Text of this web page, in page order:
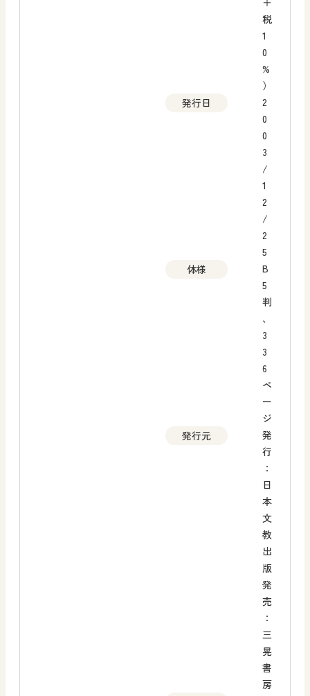
税
1
0
%
）
発行日
2
0
0
3
/
1
2
/
2
5
体様
B
5
判
、
3
3
6
ペ
ー
ジ
発行元
発
行
：
日
本
文
教
出
版
発
売
：
三
晃
書
房